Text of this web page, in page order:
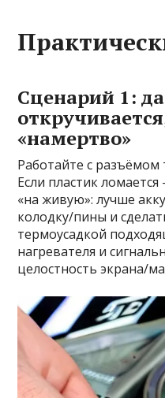
Сценарий 1:
«намертво»
Работайте с
Если пластик
«на живую»: лучше
колодку/пины и
термоусадкой
нагревателя и
целостность экрана/